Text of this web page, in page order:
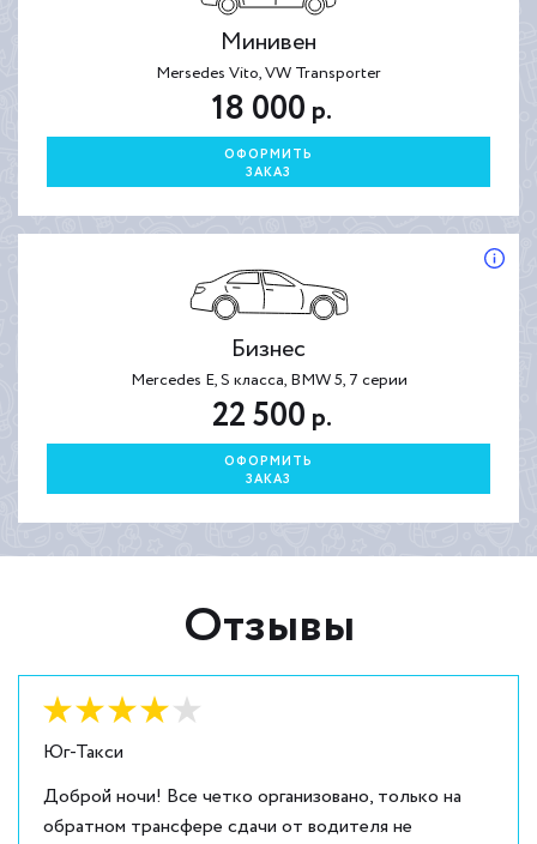
Минивен
Mersedes Vito, VW Transporter
18 000 р.
ОФОРМИТЬ
ЗАКАЗ
Бизнес
Mercedes E, S класса, BMW 5, 7 серии
22 500 р.
ОФОРМИТЬ
ЗАКАЗ
Отзывы
Юг-Такси
Оценка: 4
Доброй ночи! Все четко организовано, только на
обратном трансфере сдачи от водителя не